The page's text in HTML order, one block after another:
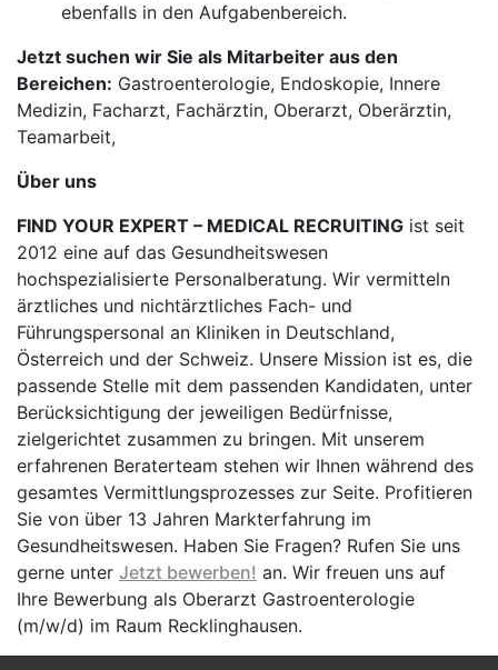
ebenfalls in den Aufgabenbereich.
Jetzt suchen wir Sie als Mitarbeiter aus den
Bereichen: Gastroenterologie, Endoskopie, Innere
Medizin, Facharzt, Fachärztin, Oberarzt, Oberärztin,
Teamarbeit,
Über uns
FIND YOUR EXPERT – MEDICAL RECRUITING ist seit
2012 eine auf das Gesundheitswesen
hochspezialisierte Personalberatung. Wir vermitteln
ärztliches und nichtärztliches Fach- und
Führungspersonal an Kliniken in Deutschland,
Österreich und der Schweiz. Unsere Mission ist es, die
passende Stelle mit dem passenden Kandidaten, unter
Berücksichtigung der jeweiligen Bedürfnisse,
zielgerichtet zusammen zu bringen. Mit unserem
erfahrenen Beraterteam stehen wir Ihnen während des
gesamtes Vermittlungsprozesses zur Seite. Profitieren
Sie von über 13 Jahren Markterfahrung im
Gesundheitswesen. Haben Sie Fragen? Rufen Sie uns
gerne unter Jetzt bewerben! an. Wir freuen uns auf
Ihre Bewerbung als Oberarzt Gastroenterologie
(m/w/d) im Raum Recklinghausen.